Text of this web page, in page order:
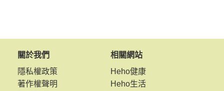
關於我們
隱私權政策
著作權聲明
相關網站
Heho健康
Heho生活